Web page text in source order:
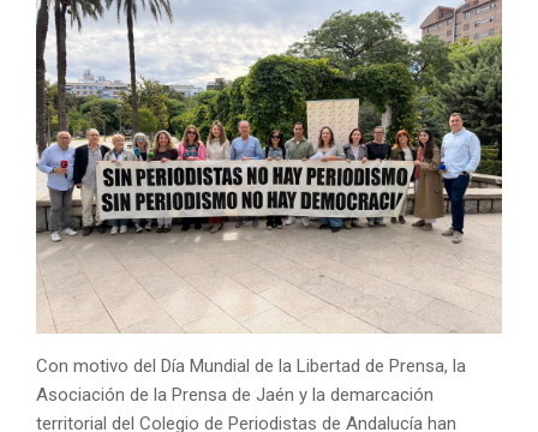
Con motivo del Día Mundial de la Libertad de Prensa, la
Asociación de la Prensa de Jaén y la demarcación
territorial del Colegio de Periodistas de Andalucía han